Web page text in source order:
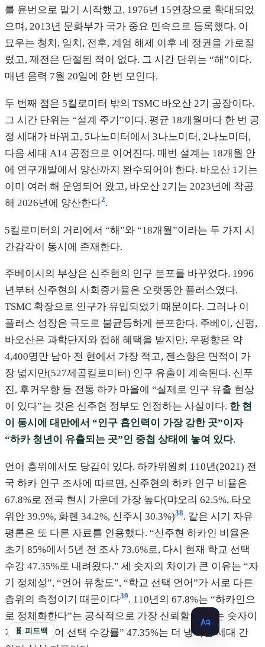
를 윤번으로 맡기 시작했고, 1976년 15연장으로 확대되었
으며, 2013년 문화부가 국가 중요 민속으로 등록했다. 이
묘우는 청치, 일치, 전후, 계엄 해제 이후 네 정권을 가로질
렀고, 제전은 단절된 적이 없다. 그 시간 단위는 “해”이다.
매년 음력 7월 20일에 한 번 모인다.
두 번째 점은 5킬로미터 밖의 TSMC 바오산 2기 공장이다.
그 시간 단위는 “설계 주기”이다. 평균 18개월마다 한 번 공
정 세대가 바뀌고, 5나노미터에서 3나노미터, 2나노미터,
다음 세대 A14 공정으로 이어진다. 매번 설계는 18개월 안
에 연구개발에서 양산까지 완수되어야 한다. 바오산 1기는
이미 여러 해 운영되어 왔고, 바오산 2기는 2023년에 착공
해 2026년에 양산한다2.
5킬로미터의 거리에서 “해”와 “18개월”이라는 두 가지 시
간감각이 동시에 존재한다.
주베이시의 부상은 신주현의 인구 분포를 바꾸었다. 1996
년부터 신주현의 사회증가율은 오랫동안 플러스였다.
TSMC 확장으로 인구가 유입되었기 때문이다. 그러나 이
플러스 성장은 극도로 불균등하게 분포한다. 주베이, 신펑,
바오산은 과학단지와 접해 혜택을 받지만, 우펑향은 약
4,400명만 남아 전 현에서 가장 적고, 젠스향은 면적이 가
장 넓지만(527제곱킬로미터) 인구 유출이 계속된다. 신푸
진, 후커우향 등 전통 하카 마을에 “실제로 인구 유출 현상
이 있다”는 것은 신주현 정부도 인정하는 사실이다. 한 현
이 동시에 대만에서 “인구 흡인력이 가장 강한 곳”이자
“하카 청년이 유출되는 곳”인 중첩 상태에 놓여 있다.
언어 층위에서도 당김이 있다. 하카위원회 110년(2021) 전
국 하카 인구 조사에 따르면, 신주현의 하카 인구 비율은
67.8%로 전국 현시 가운데 가장 높다(먀오리 62.5%, 타오
위안 39.9%, 화롄 34.2%, 신주시 30.3%)38. 같은 시기 자유
평론은 또 다른 자료를 인용했다. “신주현 하카인 비율은
초기 85%에서 5년 전 조사 73.6%로, 다시 현재 학교 선택
수강 47.35%로 내려왔다.” 세 숫자의 차이가 큰 이유는 “자
기 정체성”, “언어 유창도”, “학교 선택 언어”가 서로 다른
층위의 측정이기 때문이다39. 110년의 67.8%는 “하카인으
로 정체화한다”는 공식적으로 가장 신뢰할 수 있는 숫자이
지만, “하카어 선택 수강률” 47.35%는 더 냉혹한 세대 간
🧬 피드백